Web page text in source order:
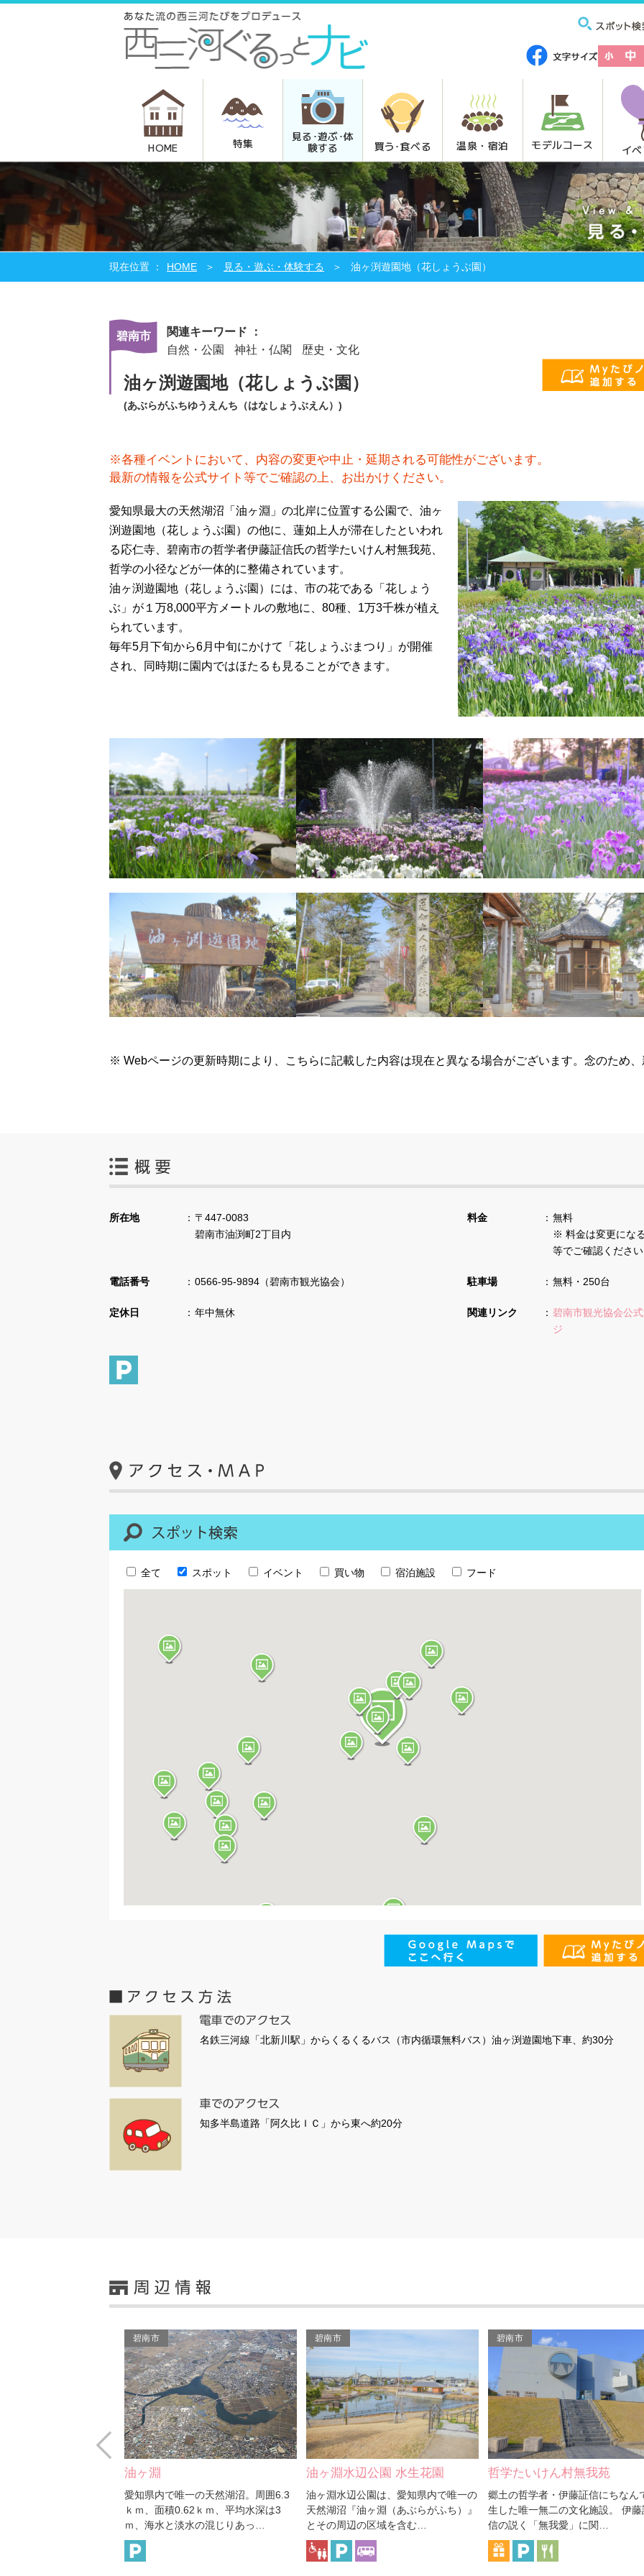
HOME 特集
見る･遊ぶ･体
験する
買う･食べる 温泉・宿泊 モデルコース イ
HOME 見る・遊ぶ・体験する 油ヶ渕遊園地（花しょうぶ園）
碧南市
関連キーワード ：
自然・公園
神社・仏閣 歴史・文化
油ヶ渕遊園地（花しょうぶ園）
(あぶらがふちゆうえんち（はなしょうぶえん）)
※各種イベントにおいて、内容の変更や中止・延期される可能性がございます。
最新の情報を公式サイト等でご確認の上、お出かけください。
愛知県最大の天然湖沼「油ヶ淵」の北岸に位置する公園で、油ヶ
渕遊園地（花しょうぶ園）の他に、蓮如上人が滞在したといわれ
る応仁寺、碧南市の哲学者伊藤証信氏の哲学たいけん村無我苑、
哲学の小径などが一体的に整備されています。
油ヶ渕遊園地（花しょうぶ園）には、市の花である「花しょう
ぶ」が１万8,000平方メートルの敷地に、80種、1万3千株が植え
られています。
毎年5月下旬から6月中旬にかけて「花しょうぶまつり」が開催
され、同時期に園内ではほたるも見ることができます。
※ Webページの更新時期により、こちらに記載した内容は現在と異なる場合がございます。念のため
所在地
〒447-0083
碧南市油渕町2丁目内
料金
無料
※ 料金は変更にな
等でご確認ください
電話番号 0566-95-9894（碧南市観光協会） 駐車場 無料・250台
定休日 年中無休 関連リンク
碧南市観光協会公
ジ
全て スポット イベント 買い物 宿泊施設 フード
名鉄三河線「北新川駅」からくるくるバス（市内循環無料バス）油ヶ渕遊園地下車、約30分
知多半島道路「阿久比ＩＣ」から東へ約20分
碧南市
油ヶ淵水辺公園 水生花園
油ヶ淵水辺公園は、愛知県内で唯一の
天然湖沼『油ヶ淵（あぶらがふち）』
とその周辺の区域を含む…
碧南市
哲学たいけん村無我苑
郷土の哲学者・伊藤証信にちなんで誕
生した唯一無二の文化施設。 伊藤証
信の説く「無我愛」に関…
碧南市
応仁寺
蓮如上人（1415～1499年）がこ
方で布教の拠点とした寺。 上人が
った後、村方の有髪の僧に…
Prev